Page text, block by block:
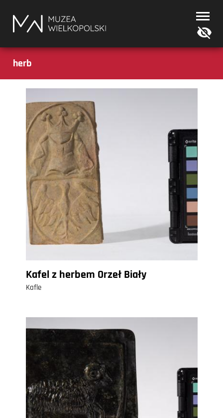
Muzea
Wielkopolski
herb
Kafel z herbem Orzeł Biały
Kafle